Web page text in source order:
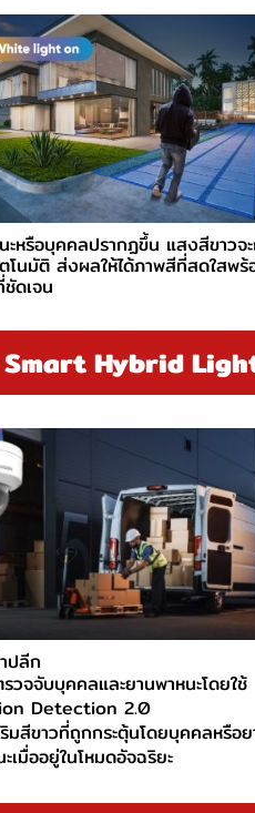
ะหรือบุคคลปรากฏขึ้น แสงสีขาวจ
โนมัติ ส่งผลให้ได้ภาพสีที่สดใสพร้
ดเจน
Smart Hybrid
ปลีก
วจจับบุคคลและยานพาหนะโดยใช้
Detection 2.0
มสีขาวที่ถูกกระตุ้นโดยบุคคลหรือ
เมื่ออยู่ในโหมดอัจฉริยะ